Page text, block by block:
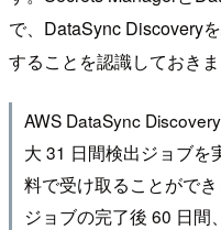
で、DataSync Discovery
することを認識しておきま
AWS DataSync
大 31 日間検出ジョブを
料で受け取ることができ
ジョブの完了後 60 日間